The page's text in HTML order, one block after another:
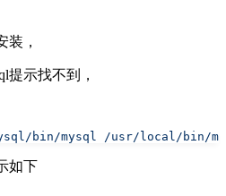
装，
提示找不到，
bin/mysql /usr/local/bin/
如下